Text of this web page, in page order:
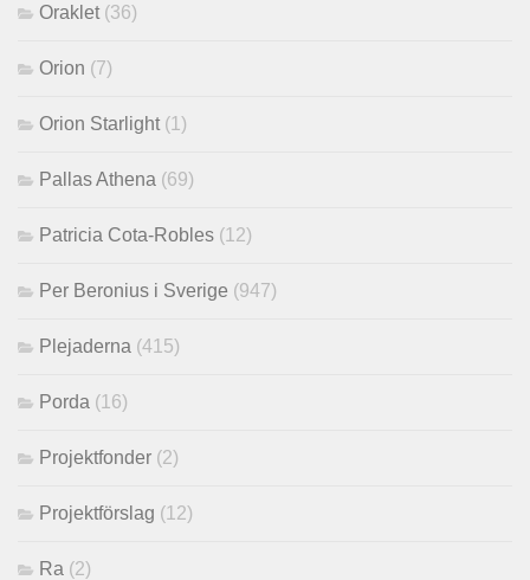
Oraklet (36)
Orion (7)
Orion Starlight (1)
Pallas Athena (69)
Patricia Cota-Robles (12)
Per Beronius i Sverige (947)
Plejaderna (415)
Porda (16)
Projektfonder (2)
Projektförslag (12)
Ra (2)